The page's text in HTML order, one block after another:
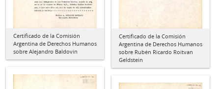
Certificado de la Comisión
Argentina de Derechos Humanos
sobre Alejandro Baldovin
Certificado de la Comisión
Argentina de Derechos Humanos
sobre Rubén Ricardo Roitvan
Geldstein